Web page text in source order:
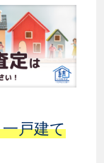
戸建て